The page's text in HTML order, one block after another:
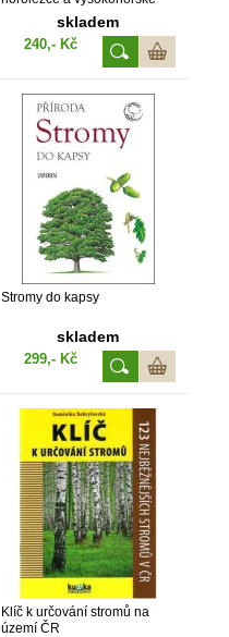
skladem
240,- Kč
Stromy do kapsy
skladem
299,- Kč
Klíč k určování stromů na
území ČR